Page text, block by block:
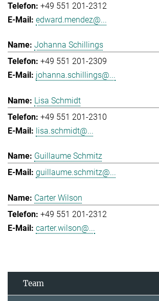
+49 551 201-2312
edward.mendez@...
Johanna Schillings
+49 551 201-2309
johanna.schillings@...
Lisa Schmidt
+49 551 201-2310
lisa.schmidt@...
Guillaume Schmitz
guillaume.schmitz@...
Carter Wilson
+49 551 201-2312
carter.wilson@...
Team